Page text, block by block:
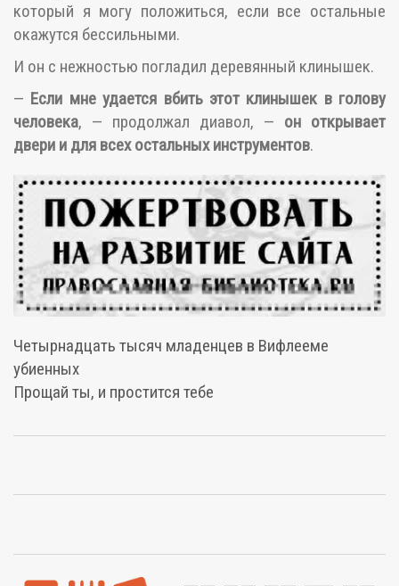
который я могу положиться, если все остальные
окажутся бессильными.
И он с нежностью погладил деревянный клинышек.
— Если мне удается вбить этот клинышек в голову
человека, — продолжал диавол, — он открывает
двери и для всех остальных инструментов.
Четырнадцать тысяч младенцев в Вифлееме
убиенных
Прощай ты, и простится тебе